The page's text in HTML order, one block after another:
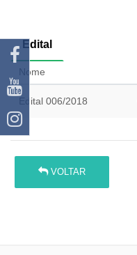
Edital
Nome
Edital 006/2018
VOLTAR